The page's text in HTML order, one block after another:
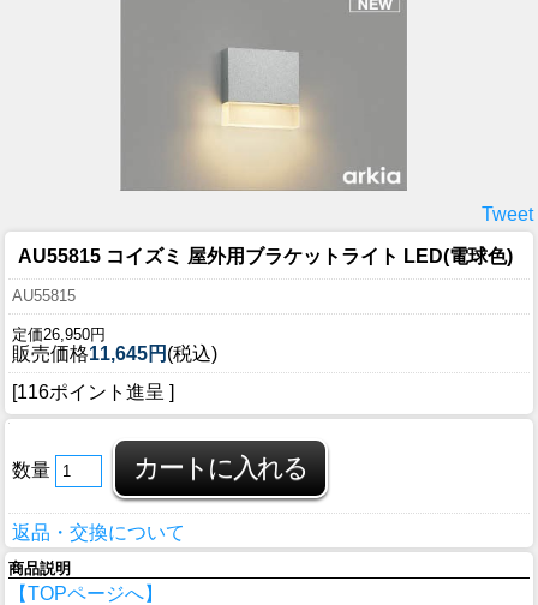
Tweet
AU55815 コイズミ 屋外用ブラケットライト LED(電球色)
AU55815
定価26,950円
販売価格11,645円 (税込)
[116ポイント進呈 ]
数量
返品・交換について
商品説明
【TOPページへ】